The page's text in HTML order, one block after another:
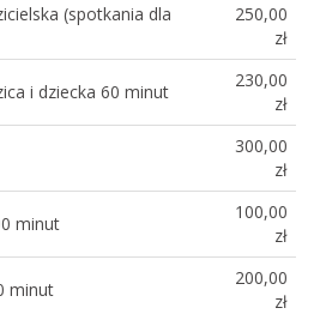
(spotkania dla
250,00
zł
i dziecka 60 minut
230,00
zł
300,00
zł
minut
100,00
zł
minut
200,00
zł